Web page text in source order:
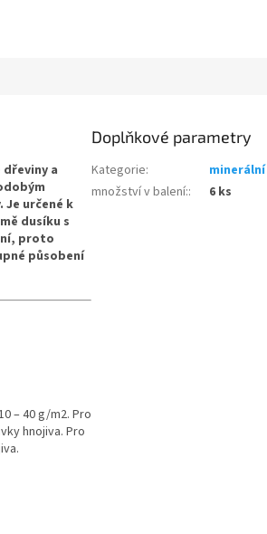
dřeviny a
určené k
dusíku s
proto
působení
– 40 g/m2. Pro
hnojiva. Pro
Doplňkové parametry
Kategorie:
minerální
množství v balení:: 6 ks